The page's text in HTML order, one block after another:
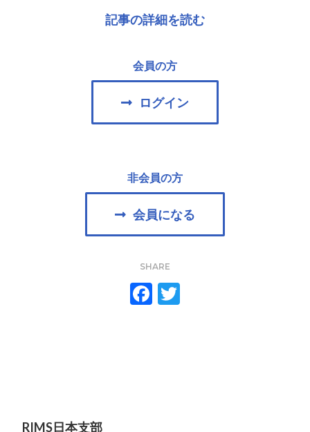
記事の詳細を読む
会員の方
ログイン
非会員の方
会員になる
SHARE
F
RIMS日本支部